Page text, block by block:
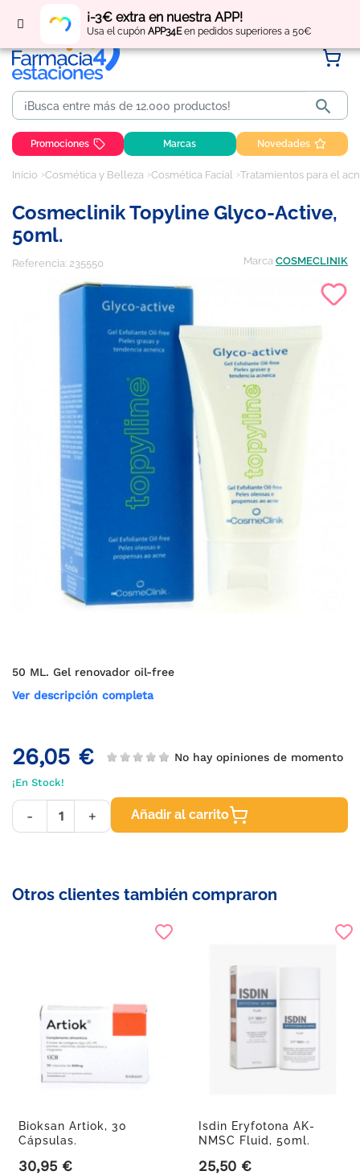
¡-3€ extra en nuestra APP!
Usa el cupón APP34Een pedidos superiores a 50€
Regístratey obtén puntos por tus compras

Promociones Marcas Novedades
Inicio Cosmética y Belleza Cosmética Facial Tratamientos para el
Cosmeclinik Topyline Glyco-Active,
50ml.
Referencia: 235550 Marca COSMECLINIK
50 ML. Gel renovador oil-free
Ver descripción completa
26,05 € No hay opiniones de momento
¡En Stock!
- + Añadir al carrito
Otros clientes también compraron
Bioksan Artiok, 30
Cápsulas.
Precio
30,95 €
Isdin Eryfotona AK-
NMSC Fluid, 50ml.
Precio
25,50 €